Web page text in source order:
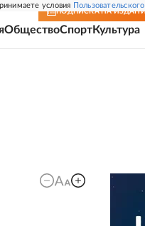
условия
ПОДПИСКА НА
ОбществоСпортКультура